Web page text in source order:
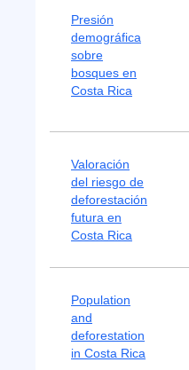
Presión
demográfica
sobre
bosques en
Costa Rica
Valoración
del riesgo de
deforestación
futura en
Costa Rica
Population
and
deforestation
in Costa Rica